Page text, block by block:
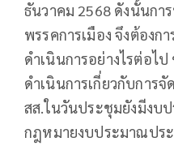
ธันวาคม 2568 ดังนั้นกา
พรรคการเมือง จึงต้องก
ดำเนินการอย่างไรต่อไ
ดำเนินการเกี่ยวกับการจั
สส.ในวันประชุมยังมีงบ
กฎหมายงบประมาณปร